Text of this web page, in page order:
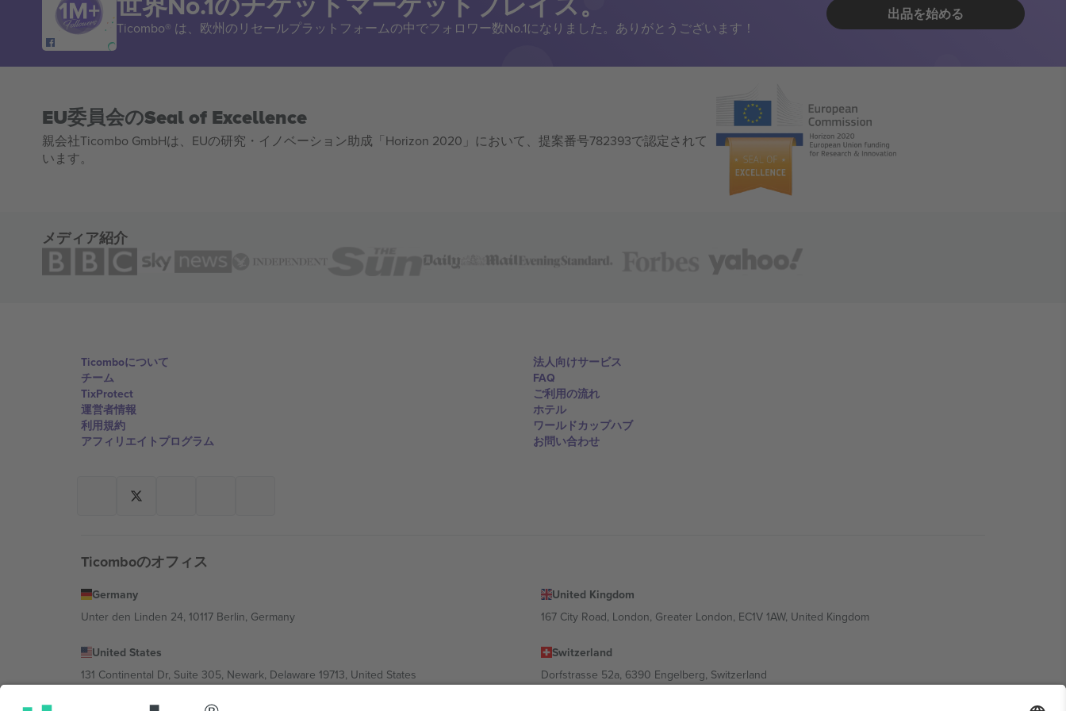
Ticombo® は、欧州のリセールプラットフォームの中でフォロワー数No.1になりました。ありがとうございます！
出品を始める
EU委員会のSeal of Excellence
親会社Ticombo GmbHは、EUの研究・イノベーション助成「Horizon 2020」において、提案番号782393で認定されて
います。
メディア紹介
Ticomboについて
チーム
TixProtect
運営者情報
利用規約
アフィリエイトプログラム
法人向けサービス
FAQ
ご利用の流れ
ホテル
ワールドカップハブ
お問い合わせ
Ticomboのオフィス
Germany
Unter den Linden 24, 10117 Berlin, Germany
United Kingdom
167 City Road, London, Greater London, EC1V 1AW, United Kingdom
United States
131 Continental Dr, Suite 305, Newark, Delaware 19713, United States
Switzerland
Dorfstrasse 52a, 6390 Engelberg, Switzerland